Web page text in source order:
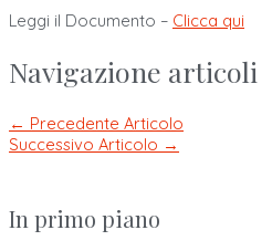
Leggi il Documento – Clicca qui
Navigazione articoli
← Precedente Articolo
Successivo Articolo →
In primo piano